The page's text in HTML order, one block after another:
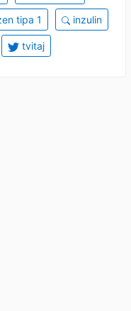
tipa 1 inzulin
tvitaj